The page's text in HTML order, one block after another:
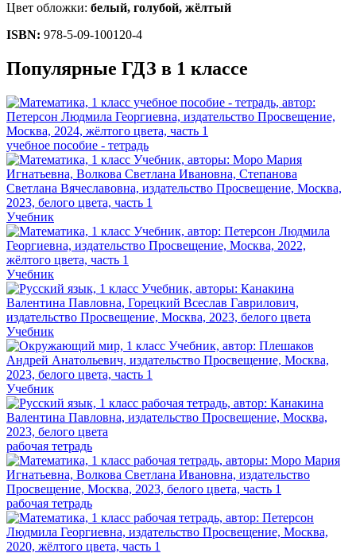
Цвет обложки: белый, голубой, жёлтый
ISBN: 978-5-09-100120-4
Популярные ГДЗ в 1 классе
учебное пособие - тетрадь
Учебник
Учебник
Учебник
Учебник
рабочая тетрадь
рабочая тетрадь